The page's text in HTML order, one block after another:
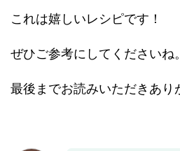
これは嬉しいレシピです！
ぜひご参考にしてくださいね。
最後までお読みいただきあり